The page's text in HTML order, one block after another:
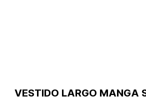
VESTIDO LARGO MANGA